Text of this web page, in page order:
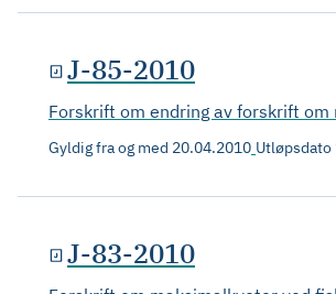
J-85-2010
Forskrift om endring av forskrift
Gyldig fra og med 20.04.2010 Utløpsdato
J-83-2010